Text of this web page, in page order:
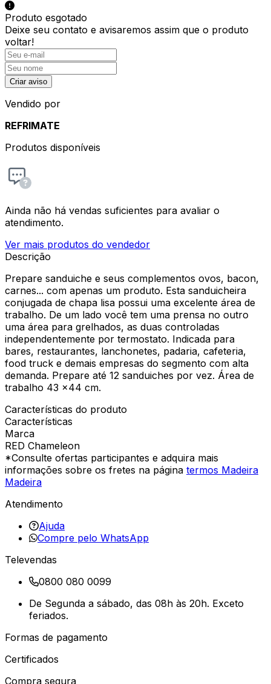
Produto esgotado
Deixe seu contato e avisaremos assim que o produto
voltar!
Criar aviso
Vendido por
REFRIMATE
Produtos disponíveis
Ainda não há vendas suficientes para avaliar o
atendimento.
Ver mais produtos do vendedor
Descrição
Prepare sanduiche e seus complementos ovos, bacon,
carnes... com apenas um produto. Esta sanduicheira
conjugada de chapa lisa possui uma excelente área de
trabalho. De um lado você tem uma prensa no outro
uma área para grelhados, as duas controladas
independentemente por termostato. Indicada para
bares, restaurantes, lanchonetes, padaria, cafeteria,
food truck e demais empresas do segmento com alta
demanda. Prepare até 12 sanduiches por vez. Área de
trabalho 43 x44 cm.
Características do produto
Características
Marca
RED Chameleon
*Consulte ofertas participantes e adquira mais
informações sobre os fretes na página termos Madeira
Madeira
Atendimento
Ajuda
Compre pelo WhatsApp
Televendas
0800 080 0099
De Segunda a sábado, das 08h às 20h. Exceto
feriados.
Formas de pagamento
Certificados
Compra segura